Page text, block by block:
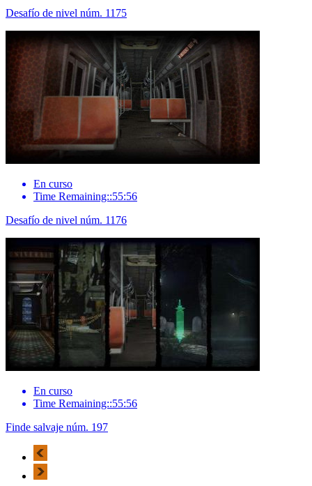
Desafío de nivel núm. 1175
En curso
Time Remaining::55:56
Desafío de nivel núm. 1176
En curso
Time Remaining::55:56
Finde salvaje núm. 197